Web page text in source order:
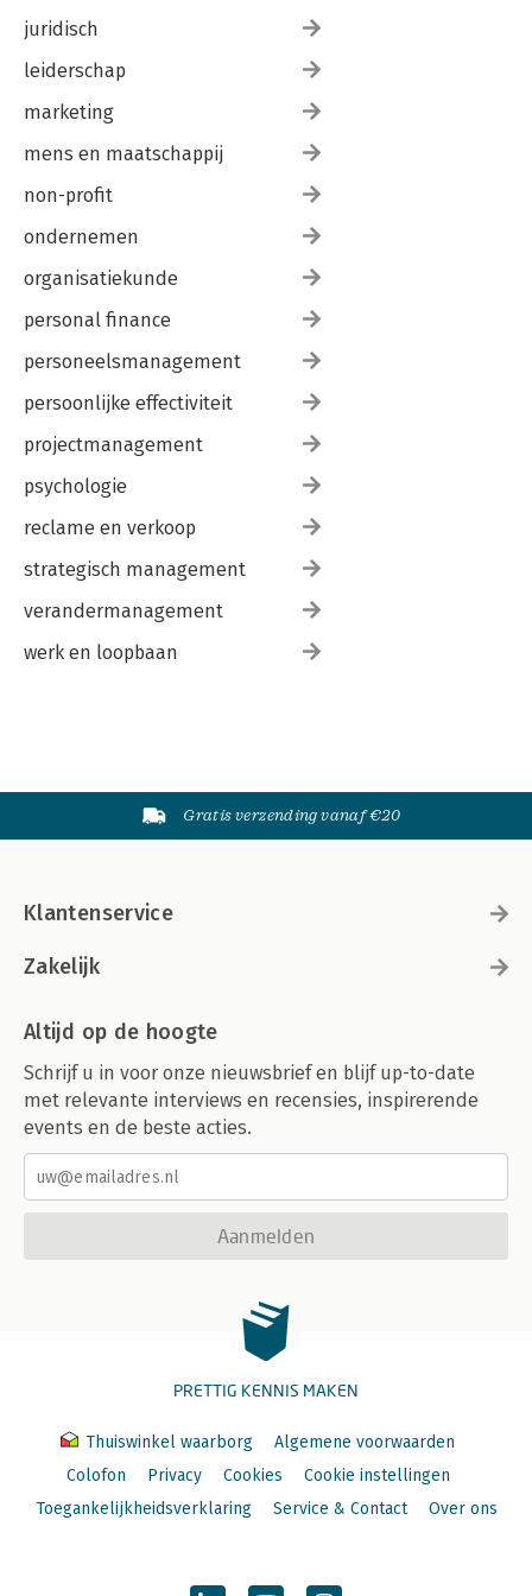
Lijst van voorbeelden 223
Lijst van oefeningen 224
Beeldverantwoording 225
Register 227
juridisch
leiderschap
marketing
mens en maatschappij
non-profit
ondernemen
organisatiekunde
personal finance
personeelsmanagement
persoonlijke effectiviteit
projectmanagement
psychologie
reclame en verkoop
strategisch management
verandermanagement
werk en loopbaan
Gratis verzending vanaf €20
Klantenservice
Zakelijk
Altijd op de hoogte
Schrijf u in voor onze nieuwsbrief en blijf up-to-date
met relevante interviews en recensies, inspirerende
events en de beste acties.
Aanmelden
PRETTIG KENNIS MAKEN
Thuiswinkel waarborg
Algemene voorwaarden
Colofon
Privacy Cookies
Cookie instellingen
Toegankelijkheidsverklaring
Service & Contact Over ons